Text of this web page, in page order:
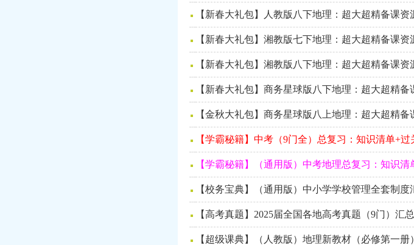
【新春大礼包】人教版八下地理：超大超精备课
【新春大礼包】湘教版七下地理：超大超精备课
【新春大礼包】湘教版八下地理：超大超精备课
【新春大礼包】商务星球版八下地理：超大超精备
【金秋大礼包】商务星球版八上地理：超大超精备
【学霸秘籍】中考（9门全）总复习：知识清单+过
【学霸秘籍】（通用版）中考地理总复习：知识清
【校务宝典】（通用版）中小学学校管理全套制度
【高考真题】2025届全国各地高考真题（9门）汇
【超级课典】（人教版）地理新教材（必修第一册